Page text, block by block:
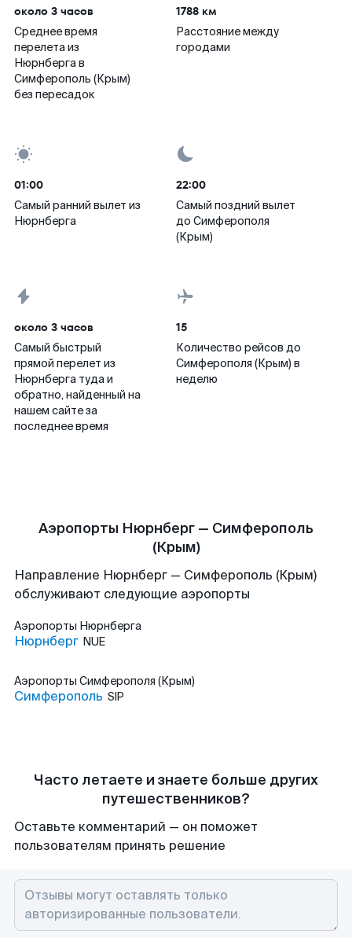
около 3 часов
Среднее время
перелета из
Нюрнберга в
Симферополь (Крым)
без пересадок
1788 км
Расстояние между
городами
01:00
Самый ранний вылет из
Нюрнберга
22:00
Самый поздний вылет
до Симферополя
(Крым)
около 3 часов
Самый быстрый
прямой перелет из
Нюрнберга туда и
обратно, найденный на
нашем сайте за
последнее время
15
Количество рейсов до
Симферополя (Крым) в
неделю
Аэропорты Нюрнберг — Симферополь
(Крым)
Направление Нюрнберг — Симферополь (Крым)
обслуживают следующие аэропорты
Аэропорты Нюрнберга
Нюрнберг NUE
Аэропорты Симферополя (Крым)
Симферополь SIP
Часто летаете и знаете больше других
путешественников?
Оставьте комментарий — он поможет
пользователям принять решение